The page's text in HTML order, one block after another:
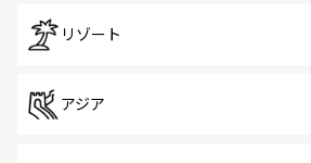
リゾート
アジア